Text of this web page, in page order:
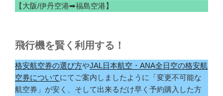
【大阪/伊丹空港➡福島空港】
飛行機を賢く利用する！
格安航空券の選び方やJAL日本航空・ANA全日空の格安航
空券についてにてご案内しましたように「変更不可能な
航空券」が安く、そして出来るだけ早く予約購入した方